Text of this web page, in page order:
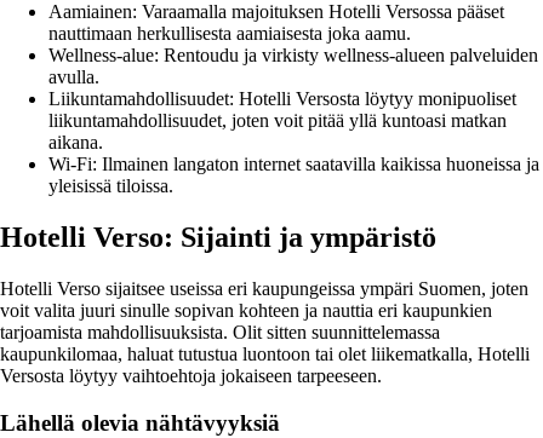
Aamiainen: Varaamalla majoituksen Hotelli Versossa pääset
nauttimaan herkullisesta aamiaisesta joka aamu.
Wellness-alue: Rentoudu ja virkisty wellness-alueen palveluiden
avulla.
Liikuntamahdollisuudet: Hotelli Versosta löytyy monipuoliset
liikuntamahdollisuudet, joten voit pitää yllä kuntoasi matkan
aikana.
Wi-Fi: Ilmainen langaton internet saatavilla kaikissa huoneissa ja
yleisissä tiloissa.
Hotelli Verso: Sijainti ja ympäristö
Hotelli Verso sijaitsee useissa eri kaupungeissa ympäri Suomen, joten
voit valita juuri sinulle sopivan kohteen ja nauttia eri kaupunkien
tarjoamista mahdollisuuksista. Olit sitten suunnittelemassa
kaupunkilomaa, haluat tutustua luontoon tai olet liikematkalla, Hotelli
Versosta löytyy vaihtoehtoja jokaiseen tarpeeseen.
Lähellä olevia nähtävyyksiä